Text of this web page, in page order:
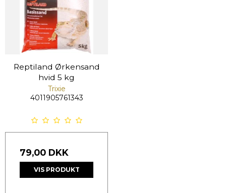
Reptiland Ørkensand
hvid 5 kg
Trixie
4011905761343
79,00 DKK
VIS PRODUKT